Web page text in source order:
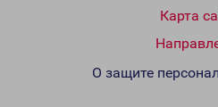
Карта
О защите